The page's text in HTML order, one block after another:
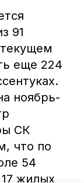
91
еще 224
ноябрь-
СК
что по
54
жилых